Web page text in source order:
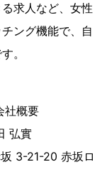
求人など、女性
ング機能で、自
。
社概要
弘實
3-21-20 赤坂ロ